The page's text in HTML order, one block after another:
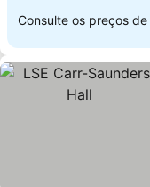
Consulte os preços de